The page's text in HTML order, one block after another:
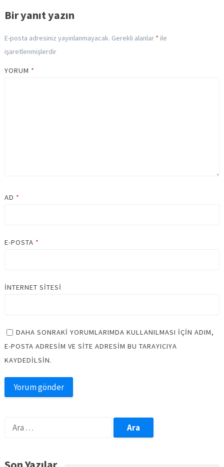
Bir yanıt yazın
E-posta adresiniz yayınlanmayacak. Gerekli alanlar * ile
işaretlenmişlerdir
YORUM *
AD *
E-POSTA *
İNTERNET SITESI
DAHA SONRAKI YORUMLARIMDA KULLANILMASI IÇIN ADIM,
E-POSTA ADRESIM VE SITE ADRESIM BU TARAYICIYA
KAYDEDILSIN.
Arama: